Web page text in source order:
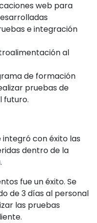
web para
e integración
al
de formación
pruebas de
futuro.
con éxito las
dentro de la
fue un éxito. Se
de 3 días al personal
las pruebas